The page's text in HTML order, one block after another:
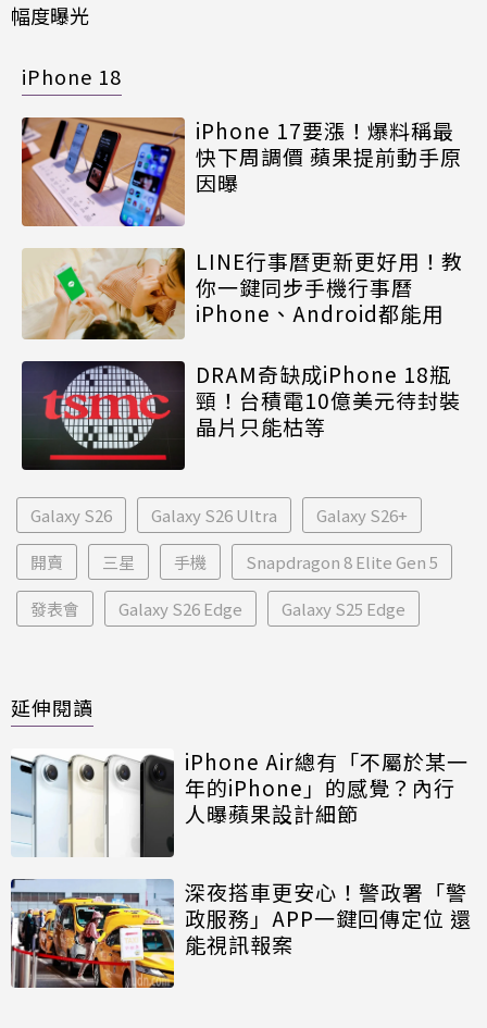
幅度曝光
iPhone 18
iPhone 17要漲！爆料稱最
快下周調價 蘋果提前動手原
因曝
LINE行事曆更新更好用！教
你一鍵同步手機行事曆
iPhone、Android都能用
DRAM奇缺成iPhone 18瓶
頸！台積電10億美元待封裝
晶片只能枯等
Galaxy S26 Galaxy S26 Ultra Galaxy S26+
開賣 三星 手機 Snapdragon 8 Elite Gen 5
發表會 Galaxy S26 Edge Galaxy S25 Edge
延伸閱讀
iPhone Air總有「不屬於某一
年的iPhone」的感覺？內行
人曝蘋果設計細節
深夜搭車更安心！警政署「警
政服務」APP一鍵回傳定位 還
能視訊報案